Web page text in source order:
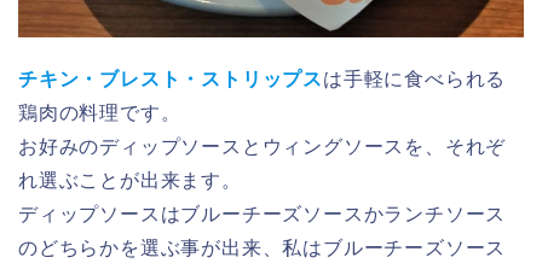
チキン・ブレスト・ストリップスは手軽に食べられる
鶏肉の料理です。
お好みのディップソースとウィングソースを、それぞ
れ選ぶことが出来ます。
ディップソースはブルーチーズソースかランチソース
のどちらかを選ぶ事が出来、私はブルーチーズソース